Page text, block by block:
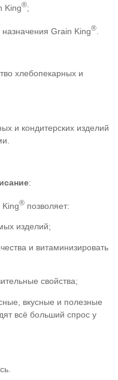
King®;
Grain King®
хлебопекарных и
и кондитерских изделий
:
® позволяет:
изделий;
и витаминизировать
свойства;
вкусные и полезные
всё больший спрос у